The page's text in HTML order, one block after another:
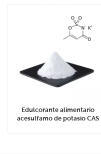
Edulcorante alimentario
acesulfamo de potasio CAS